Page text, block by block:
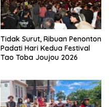
Tidak Surut, Ribuan Penonton
Padati Hari Kedua Festival
Tao Toba Joujou 2026